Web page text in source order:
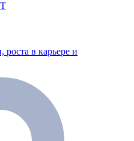
в карьере и